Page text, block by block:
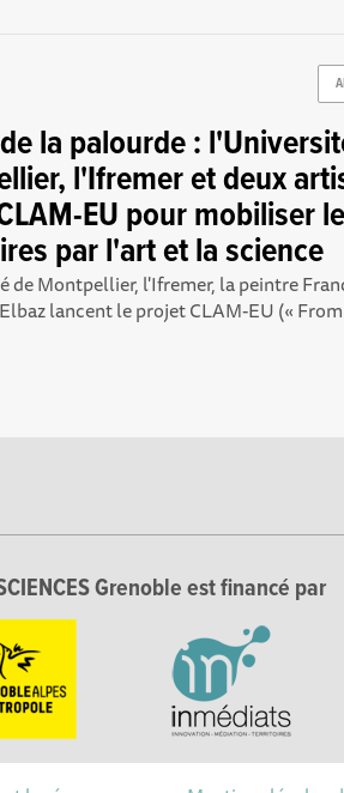
la palourde :
l'Ifremer et deux
EU pour mobiliser
par l'art et la science
de Montpellier, l'Ifremer, la peintre
lancent le projet CLAM-EU («
Grenoble est financé par